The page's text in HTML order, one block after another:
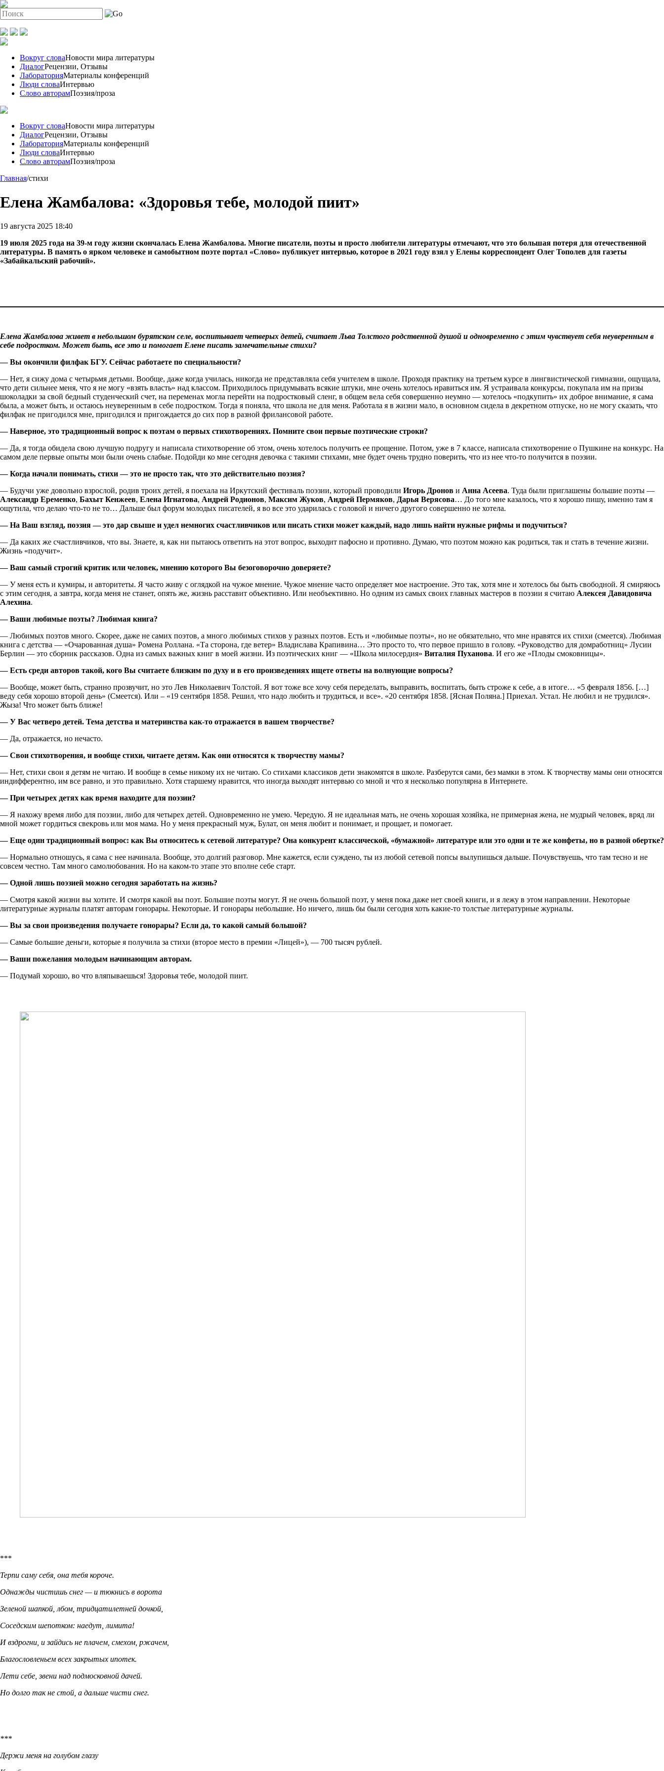
Вокруг словаНовости мира литературы
ДиалогРецензии, Отзывы
ЛабораторияМатериалы конференций
Люди словаИнтервью
Слово авторамПоэзия/проза
Вокруг словаНовости мира литературы
ДиалогРецензии, Отзывы
ЛабораторияМатериалы конференций
Люди словаИнтервью
Слово авторамПоэзия/проза
Главная/стихи
Елена Жамбалова: «Здоровья тебе, молодой пиит»
19 августа 2025 18:40
19 июля 2025 года на 39-м году жизни скончалась Елена Жамбалова. Многие писатели, поэты и просто любители литературы отмечают, что это большая потеря для отечественной
литературы. В память о ярком человеке и самобытном поэте портал «Слово» публикует интервью, которое в 2021 году взял у Елены корреспондент Олег Тополев для газеты
«Забайкальский рабочий».
Елена Жамбалова живет в небольшом бурятском селе, воспитывает четверых детей, считает Льва Толстого родственной душой и одновременно с этим чувствует себя неуверенным в
себе подростком. Может быть, все это и помогает Елене писать замечательные стихи?
— Вы окончили филфак БГУ. Сейчас работаете по специальности?
— Нет, я сижу дома с четырьмя детьми. Вообще, даже когда училась, никогда не представляла себя учителем в школе. Проходя практику на третьем курсе в лингвистической гимназии, ощущала,
что дети сильнее меня, что я не могу «взять власть» над классом. Приходилось придумывать всякие штуки, мне очень хотелось нравиться им. Я устраивала конкурсы, покупала им на призы
шоколадки за свой бедный студенческий счет, на переменах могла перейти на подростковый сленг, в общем вела себя совершенно неумно — хотелось «подкупить» их доброе внимание, я сама
была, а может быть, и остаюсь неуверенным в себе подростком. Тогда я поняла, что школа не для меня. Работала я в жизни мало, в основном сидела в декретном отпуске, но не могу сказать, что
филфак не пригодился мне, пригодился и пригождается до сих пор в разной фрилансовой работе.
— Наверное, это традиционный вопрос к поэтам о первых стихотворениях. Помните свои первые поэтические строки?
— Да, я тогда обидела свою лучшую подругу и написала стихотворение об этом, очень хотелось получить ее прощение. Потом, уже в 7 классе, написала стихотворение о Пушкине на конкурс. На
самом деле первые опыты мои были очень слабые. Подойди ко мне сегодня девочка с такими стихами, мне будет очень трудно поверить, что из нее что-то получится в поэзии.
— Когда начали понимать, стихи — это не просто так, что это действительно поэзия?
— Будучи уже довольно взрослой, родив троих детей, я поехала на Иркутский фестиваль поэзии, который проводили Игорь Дронов и Анна Асеева. Туда были приглашены большие поэты —
Александр Еременко, Бахыт Кенжеев, Елена Игнатова, Андрей Родионов, Максим Жуков, Андрей Пермяков, Дарья Верясова… До того мне казалось, что я хорошо пишу, именно там я
ощутила, что делаю что-то не то… Дальше был форум молодых писателей, я во все это ударилась с головой и ничего другого совершенно не хотела.
— На Ваш взгляд, поэзия — это дар свыше и удел немногих счастливчиков или писать стихи может каждый, надо лишь найти нужные рифмы и подучиться?
— Да каких же счастливчиков, что вы. Знаете, я, как ни пытаюсь ответить на этот вопрос, выходит пафосно и противно. Думаю, что поэтом можно как родиться, так и стать в течение жизни.
Жизнь «подучит».
— Ваш самый строгий критик или человек, мнению которого Вы безоговорочно доверяете?
— У меня есть и кумиры, и авторитеты. Я часто живу с оглядкой на чужое мнение. Чужое мнение часто определяет мое настроение. Это так, хотя мне и хотелось бы быть свободной. Я смиряюсь
с этим сегодня, а завтра, когда меня не станет, опять же, жизнь расставит объективно. Или необъективно. Но одним из самых своих главных мастеров в поэзии я считаю Алексея Давидовича
Алехина.
— Ваши любимые поэты? Любимая книга?
— Любимых поэтов много. Скорее, даже не самих поэтов, а много любимых стихов у разных поэтов. Есть и «любимые поэты», но не обязательно, что мне нравятся их стихи (смеется). Любимая
книга с детства — «Очарованная душа» Ромена Роллана. «Та сторона, где ветер» Владислава Крапивина… Это просто то, что первое пришло в голову. «Руководство для домработниц» Лусии
Берлин — это сборник рассказов. Одна из самых важных книг в моей жизни. Из поэтических книг — «Школа милосердия» Виталия Пуханова. И его же «Плоды смоковницы».
— Есть среди авторов такой, кого Вы считаете близким по духу и в его произведениях ищете ответы на волнующие вопросы?
— Вообще, может быть, странно прозвучит, но это Лев Николаевич Толстой. Я вот тоже все хочу себя переделать, выправить, воспитать, быть строже к себе, а в итоге… «5 февраля 1856. […]
веду себя хорошо второй день» (Смеется). Или – «19 сентября 1858. Решил, что надо любить и трудиться, и все». «20 сентября 1858. [Ясная Поляна.] Приехал. Устал. Не любил и не трудился».
Жыза! Что может быть ближе!
— У Вас четверо детей. Тема детства и материнства как-то отражается в вашем творчестве?
— Да, отражается, но нечасто.
— Свои стихотворения, и вообще стихи, читаете детям. Как они относятся к творчеству мамы?
— Нет, стихи свои я детям не читаю. И вообще в семье никому их не читаю. Со стихами классиков дети знакомятся в школе. Разберутся сами, без мамки в этом. К творчеству мамы они относятся
индифферентно, им все равно, и это правильно. Хотя старшему нравится, что иногда выходят интервью со мной и что я несколько популярна в Интернете.
— При четырех детях как время находите для поэзии?
— Я нахожу время либо для поэзии, либо для четырех детей. Одновременно не умею. Чередую. Я не идеальная мать, не очень хорошая хозяйка, не примерная жена, не мудрый человек, вряд ли
мной может гордиться свекровь или моя мама. Но у меня прекрасный муж, Булат, он меня любит и понимает, и прощает, и помогает.
— Еще один традиционный вопрос: как Вы относитесь к сетевой литературе? Она конкурент классической, «бумажной» литературе или это одни и те же конфеты, но в разной обертке?
— Нормально отношусь, я сама с нее начинала. Вообще, это долгий разговор. Мне кажется, если суждено, ты из любой сетевой попсы вылупишься дальше. Почувствуешь, что там тесно и не
совсем честно. Там много самолюбования. Но на каком-то этапе это вполне себе старт.
— Одной лишь поэзией можно сегодня заработать на жизнь?
— Смотря какой жизни вы хотите. И смотря какой вы поэт. Большие поэты могут. Я не очень большой поэт, у меня пока даже нет своей книги, и я лежу в этом направлении. Некоторые
литературные журналы платят авторам гонорары. Некоторые. И гонорары небольшие. Но ничего, лишь бы были сегодня хоть какие-то толстые литературные журналы.
— Вы за свои произведения получаете гонорары? Если да, то какой самый большой?
— Самые большие деньги, которые я получила за стихи (второе место в премии «Лицей»), — 700 тысяч рублей.
— Ваши пожелания молодым начинающим авторам.
— Подумай хорошо, во что вляпываешься! Здоровья тебе, молодой пиит.
***
Терпи саму себя, она тебя короче.
Однажды чистишь снег — и тюкнись в ворота
Зеленой шапкой, лбом, тридцатилетней дочкой,
Соседским шепотком: наедут, лимита!
И вздрогни, и зайдись не плачем, смехом, ржачем,
Благословленьем всех закрытых ипотек.
Лети себе, звени над подмосковной дачей.
Но долго так не стой, а дальше чисти снег.
***
Держи меня на голубом глазу